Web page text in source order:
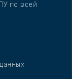
по всей